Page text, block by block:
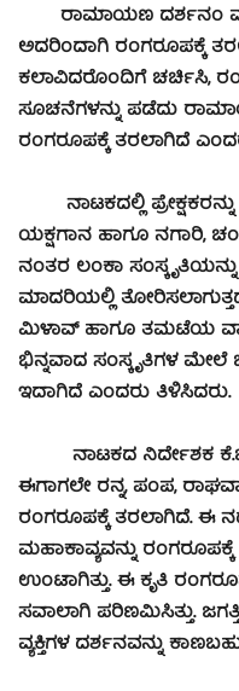
ರಾಮಾಯಣ ದರ್ಶನಂ
ಅದರಿಂದಾಗಿ ರಂಗರೂಪಕ್ಕೆ
ಕಲಾವಿದರೊಂದಿಗೆ ಚರ್ಚಿಸಿ,
ಸೂಚನೆಗಳನ್ನು ಪಡೆದು
ರಂಗರೂಪಕ್ಕೆ ತರಲಾಗಿದೆ
ನಾಟಕದಲ್ಲಿ
ಯಕ್ಷಗಾನ ಹಾಗೂ ನಗಾರಿ,
ನಂತರ ಲಂಕಾ
ಮಾದರಿಯಲ್ಲಿ
ಮಿಳಾವ್ ಹಾಗೂ ತಮಟೆಯ
ಭಿನ್ನವಾದ ಸಂಸ್ಕೃತಿಗಳ
ಇದಾಗಿದೆ ಎಂದರು ತಿಳಿಸಿದರು.
ನಾಟಕದ ನಿರ್ದೇಶಕ
ಈಗಾಗಲೇ ರನ್ನ, ಪಂಪ,
ರಂಗರೂಪಕ್ಕೆ ತರಲಾಗಿದೆ.
ಮಹಾಕಾವ್ಯವನ್ನು
ಉಂಟಾಗಿತ್ತು. ಈ ಕೃತಿ
ಸವಾಲಾಗಿ ಪರಿಣಮಿಸಿತ್ತು.
ವ್ಯಕ್ತಿಗಳ ದರ್ಶನವನ್ನು